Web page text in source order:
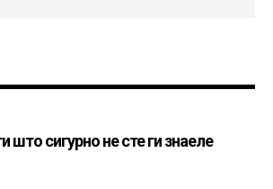
што сигурно не сте ги знаеле